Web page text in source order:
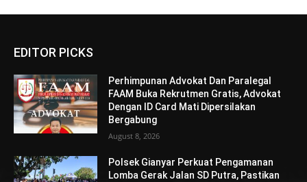
EDITOR PICKS
Perhimpunan Advokat Dan Paralegal
FAAM Buka Rekrutmen Gratis, Advokat
Dengan ID Card Mati Dipersilakan
Bergabung
August 8, 2026
Polsek Gianyar Perkuat Pengamanan
Lomba Gerak Jalan SD Putra, Pastikan